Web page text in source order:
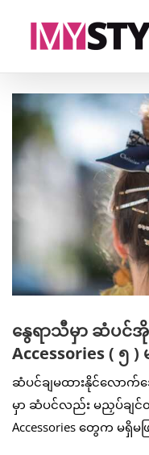
View
Larger
Image
နွေရာသီမှာ ဆံပ
Accessories ( ၅ )
ဆံပင်ချမထားနိုင်လော
မှာ ဆံပင်လည်း မညှပ်ချ
Accessories တွေက မရှိမဖ